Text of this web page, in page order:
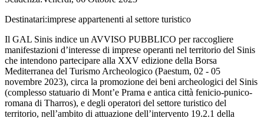
Destinatari:imprese appartenenti al settore turistico
Il GAL Sinis indice un AVVISO PUBBLICO per raccogliere
manifestazioni d’interesse di imprese operanti nel territorio del Sinis
che intendono partecipare alla XXV edizione della Borsa
Mediterranea del Turismo Archeologico (Paestum, 02 - 05
novembre 2023), circa la promozione dei beni archeologici del Sinis
(complesso statuario di Mont’e Prama e antica città fenicio-punico-
romana di Tharros), e degli operatori del settore turistico del
territorio, nell’ambito di attuazione dell’intervento 19.2.1 della